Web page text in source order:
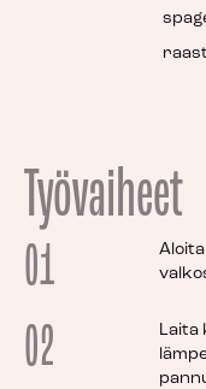
Työvaiheet
01
02
Laita